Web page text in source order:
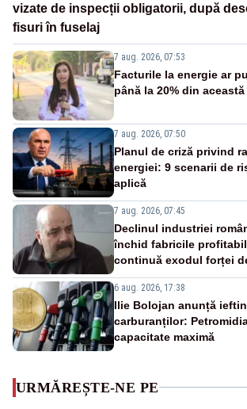
vizate de inspecții obligatorii, după
fisuri în fuselaj
7 aug. 2026, 07:53
Facturile la energie ar
până la 20% din
7 aug. 2026, 07:50
Planul de criză privind
energiei: 9 scenarii de
aplică
7 aug. 2026, 07:45
Declinul industriei
închid fabricile
continuă exodul forței
6 aug. 2026, 17:38
Ilie Bolojan anunță
carburanților:
capacitate maximă
URMĂREȘTE-NE PE